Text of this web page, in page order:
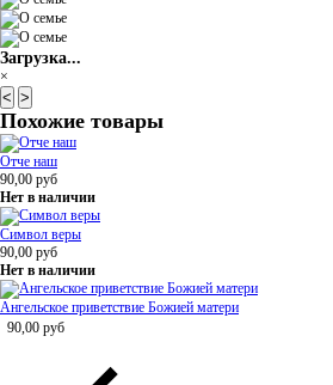
Загрузка...
×
< >
Похожие товары
Отче наш
90,00 руб
Нет в наличии
Символ веры
90,00 руб
Нет в наличии
Ангельское приветствие Божией матери
90,00 руб